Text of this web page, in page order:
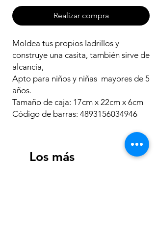
Realizar compra
Moldea tus propios ladrillos y
construye una casita, también sirve de
alcancía,
Apto para niños y niñas mayores de 5
años.
Tamaño de caja: 17cm x 22cm x 6cm
Código de barras: 4893156034946
Los más